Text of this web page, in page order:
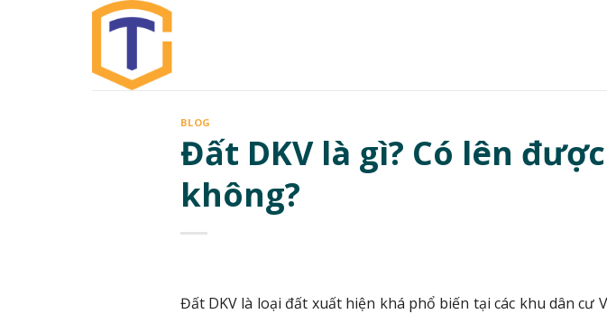
BLOG
Đất DKV là gì? Có lên
không?
Đất DKV là loại đất xuất hiện khá phổ biến tại các khu dân